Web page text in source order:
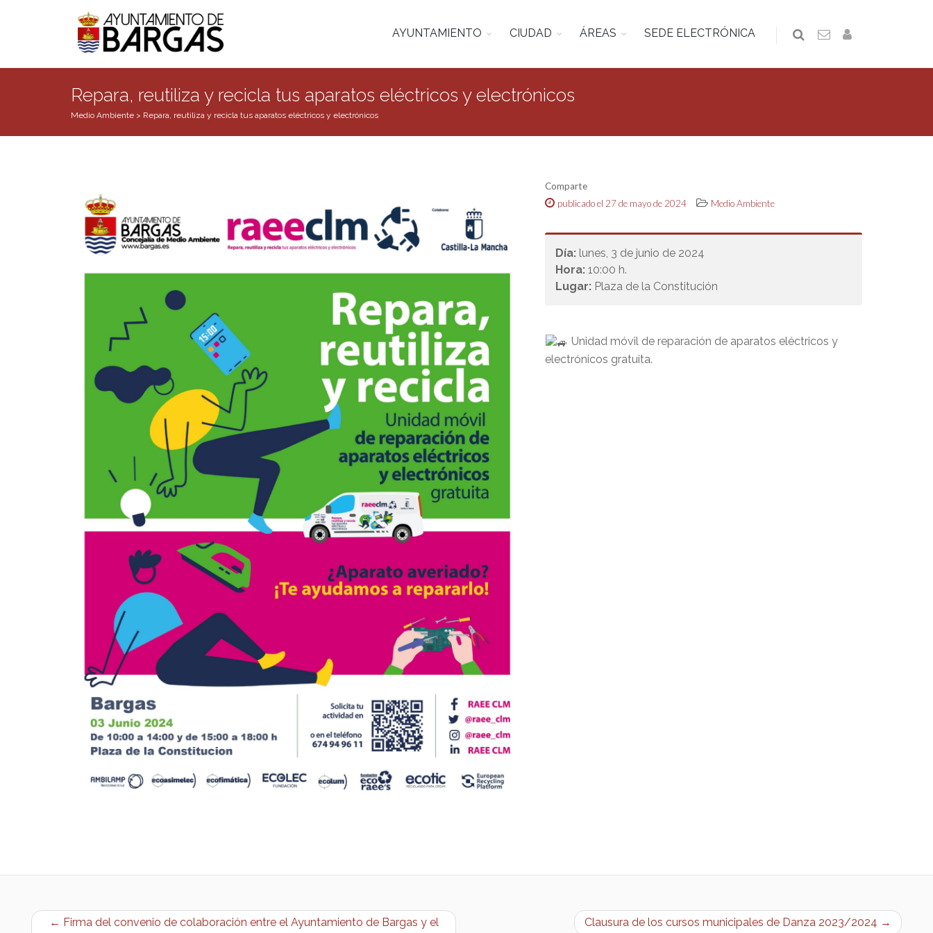
AYUNTAMIENTO CIUDAD ÁREAS SEDE ELECTRÓNICA
Repara, reutiliza y recicla tus aparatos eléctricos y electrónicos
Medio Ambiente > Repara, reutiliza y recicla tus aparatos eléctricos y electrónicos
Comparte
publicado el 27 de mayo de 2024
Medio Ambiente
Día: lunes, 3 de junio de 2024
Hora: 10:00 h.
Lugar: Plaza de la Constitución
Unidad móvil de reparación de aparatos eléctricos y
electrónicos gratuita.
← Firma del convenio de colaboración entre el Ayuntamiento de Bargas y el
Clausura de los cursos municipales de Danza 2023/2024 →